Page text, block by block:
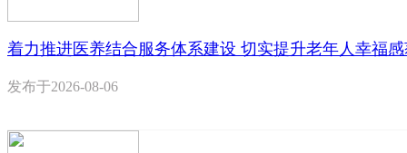
着力推进医养结合服务体系建设 切实提升老年人幸福
发布于2026-08-06